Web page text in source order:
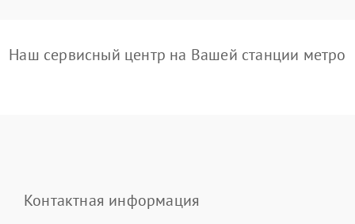
Наш сервисный центр на Вашей станции метро
Контактная информация